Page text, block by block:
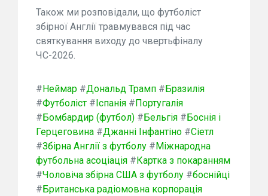
Також ми розповідали, що футболіст
збірної Англії травмувався під час
святкування виходу до чвертьфіналу
ЧС-2026.
# Неймар #Дональд Трамп # Бразилія
#Футболіст # Іспанія # Португалія
# Бомбардир (футбол) # Бельгія # Боснія і
Герцеговина #Джанні Інфантіно #Сіетл
#Збірна Англії з футболу # Міжнародна
футбольна асоціація # Картка з покаранням
#Чоловіча збірна США з футболу #боснійці
# Британська радіомовна корпорація